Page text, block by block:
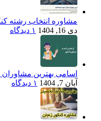
مشاوره انتخاب رشته
دی 16, 1404
۱ دیدگاه
اسامی بهترین مشاوران کنکور
آبان 7, 1404
۱ دیدگاه